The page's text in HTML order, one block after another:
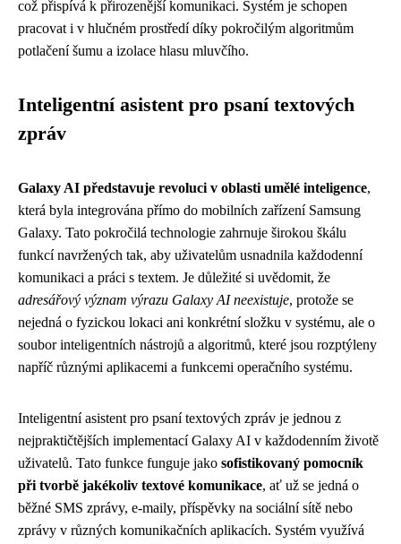
což přispívá k přirozenější komunikaci. Systém je schopen
pracovat i v hlučném prostředí díky pokročilým algoritmům
potlačení šumu a izolace hlasu mluvčího.
Inteligentní asistent pro psaní textových
zpráv
Galaxy AI představuje revoluci v oblasti umělé inteligence,
která byla integrována přímo do mobilních zařízení Samsung
Galaxy. Tato pokročilá technologie zahrnuje širokou škálu
funkcí navržených tak, aby uživatelům usnadnila každodenní
komunikaci a práci s textem. Je důležité si uvědomit, že
adresářový význam výrazu Galaxy AI neexistuje, protože se
nejedná o fyzickou lokaci ani konkrétní složku v systému, ale o
soubor inteligentních nástrojů a algoritmů, které jsou rozptýleny
napříč různými aplikacemi a funkcemi operačního systému.
Inteligentní asistent pro psaní textových zpráv je jednou z
nejpraktičtějších implementací Galaxy AI v každodenním životě
uživatelů. Tato funkce funguje jako sofistikovaný pomocník
při tvorbě jakékoliv textové komunikace, ať už se jedná o
běžné SMS zprávy, e-maily, příspěvky na sociální sítě nebo
zprávy v různých komunikačních aplikacích. Systém využívá